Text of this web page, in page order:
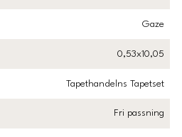
Gaze
0,53x10,05
Tapethandelns Tapetset
Fri passning